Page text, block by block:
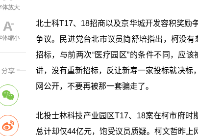
北士科T17、18招商以及京华城开发容积奖励
争议。民进党台北市议员简舒培指出，柯没
招标，与前两次“医疗园区”的条件不同，应
讲，没有重新招标，反让新寿一家投标就决标
网公开，不要再被那一套骗走了。
北投士林科技产业园区T17、18案在柯市府
总计却仅44亿元，饱受议员质疑。柯文哲昨上